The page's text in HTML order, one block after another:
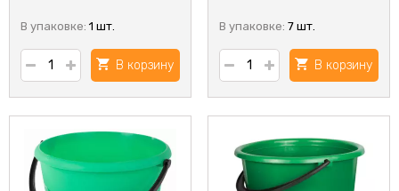
В упаковке: 1 шт.
В корзину
В упаковке: 7 шт.
В корзину